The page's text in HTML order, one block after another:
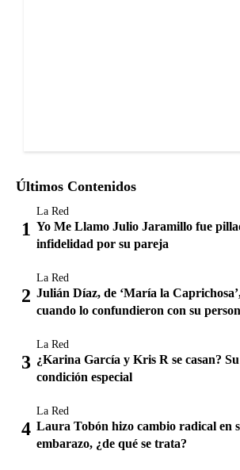
Últimos Contenidos
La Red
Yo Me Llamo Julio Jaramillo fue
infidelidad por su pareja
La Red
Julián Díaz, de ‘María la
cuando lo confundieron con su
La Red
¿Karina García y Kris R se casan?
condición especial
La Red
Laura Tobón hizo cambio radical en
embarazo, ¿de qué se trata?